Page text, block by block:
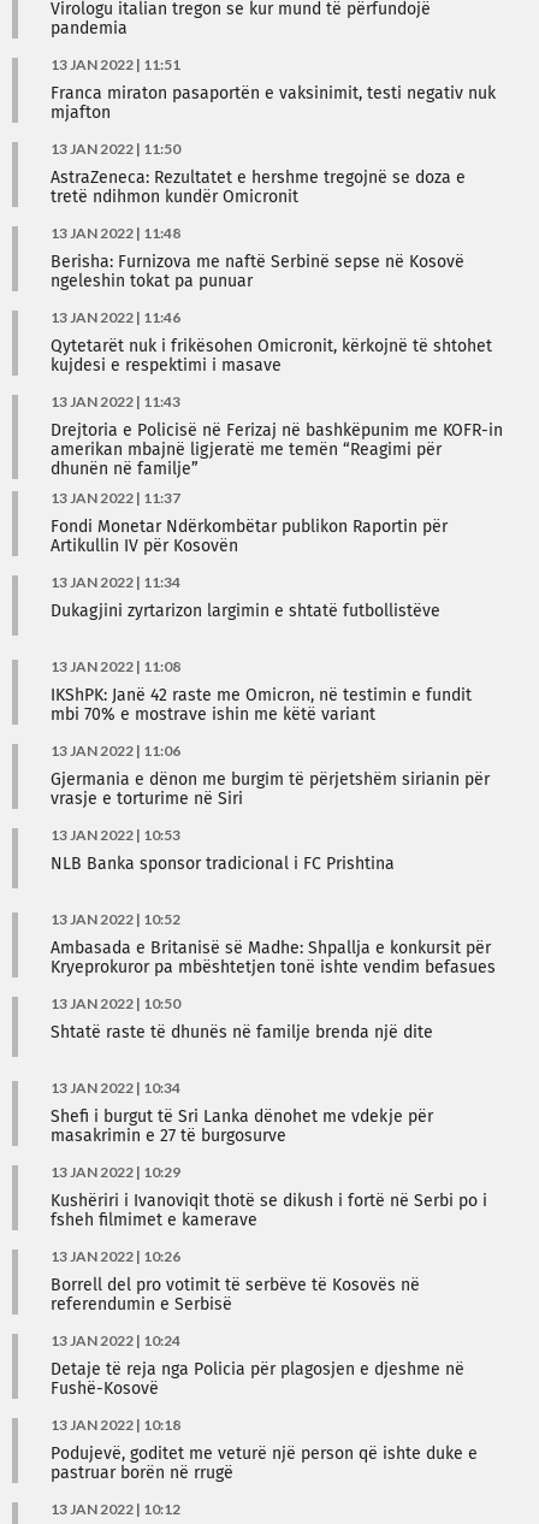
Virologu italian tregon se kur mund të përfundojë
pandemia
13 JAN 2022 | 11:51
Franca miraton pasaportën e vaksinimit, testi negativ nuk
mjafton
13 JAN 2022 | 11:50
AstraZeneca: Rezultatet e hershme tregojnë se doza e
tretë ndihmon kundër Omicronit
13 JAN 2022 | 11:48
Berisha: Furnizova me naftë Serbinë sepse në Kosovë
ngeleshin tokat pa punuar
13 JAN 2022 | 11:46
Qytetarët nuk i frikësohen Omicronit, kërkojnë të shtohet
kujdesi e respektimi i masave
13 JAN 2022 | 11:43
Drejtoria e Policisë në Ferizaj në bashkëpunim me KOFR-in
amerikan mbajnë ligjeratë me temën “Reagimi për
dhunën në familje”
13 JAN 2022 | 11:37
Fondi Monetar Ndërkombëtar publikon Raportin për
Artikullin IV për Kosovën
13 JAN 2022 | 11:34
Dukagjini zyrtarizon largimin e shtatë futbollistëve
13 JAN 2022 | 11:08
IKShPK: Janë 42 raste me Omicron, në testimin e fundit
mbi 70% e mostrave ishin me këtë variant
13 JAN 2022 | 11:06
Gjermania e dënon me burgim të përjetshëm sirianin për
vrasje e torturime në Siri
13 JAN 2022 | 10:53
NLB Banka sponsor tradicional i FC Prishtina
13 JAN 2022 | 10:52
Ambasada e Britanisë së Madhe: Shpallja e konkursit për
Kryeprokuror pa mbështetjen tonë ishte vendim befasues
13 JAN 2022 | 10:50
Shtatë raste të dhunës në familje brenda një dite
13 JAN 2022 | 10:34
Shefi i burgut të Sri Lanka dënohet me vdekje për
masakrimin e 27 të burgosurve
13 JAN 2022 | 10:29
Kushëriri i Ivanoviqit thotë se dikush i fortë në Serbi po i
fsheh filmimet e kamerave
13 JAN 2022 | 10:26
Borrell del pro votimit të serbëve të Kosovës në
referendumin e Serbisë
13 JAN 2022 | 10:24
Detaje të reja nga Policia për plagosjen e djeshme në
Fushë-Kosovë
13 JAN 2022 | 10:18
Podujevë, goditet me veturë një person që ishte duke e
pastruar borën në rrugë
13 JAN 2022 | 10:12